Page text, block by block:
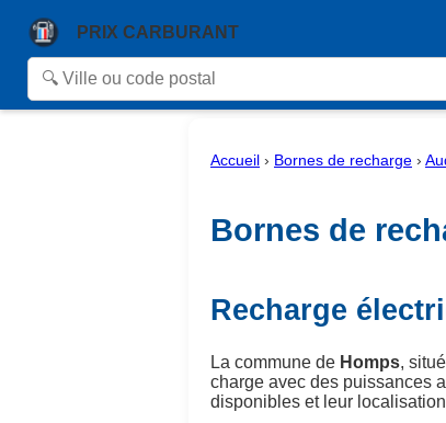
PRIX CARBURANT
Accueil › Bornes de recharge ›
Bornes de
Recharge
La commune de Homps,
charge avec des puissances
disponibles et leur